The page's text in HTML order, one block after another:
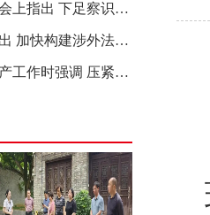
孙大伟在自治区政协专题协商会上指出 下足察识谋督之功 恪尽服务大局之责 助推有色金属、关键金属产业高质量发展
巫家世在南宁、北海调研时提出 加快构建涉外法律供给集群 护航向海经济高质量发展
孙大伟到南宁督导检查安全生产工作时强调 压紧压实责任 狠抓隐患整治 坚决筑牢安全生产防线